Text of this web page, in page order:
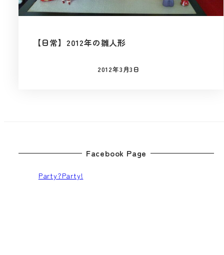
【日常】2012年の雛人形
投稿日
2012年3月3日
Facebook Page
Party?Party!